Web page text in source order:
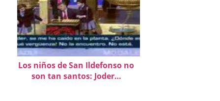
Los niños de San Ildefonso no
son tan santos: Joder…